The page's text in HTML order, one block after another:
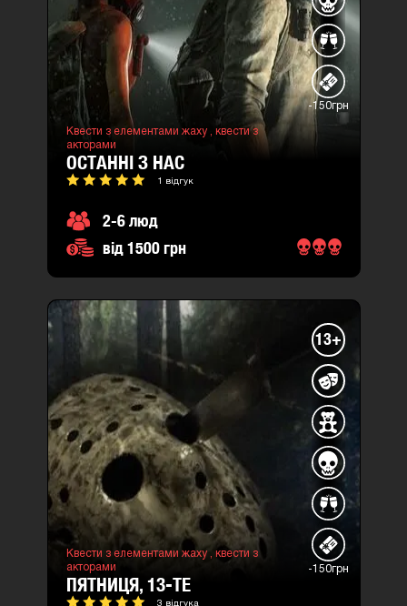
-150грн
Квести з елементами жаху , квести з
акторами
ОСТАННІ З НАС
1 відгук
2-6 люд
від 1500 грн
13+
-150грн
Квести з елементами жаху , квести з
акторами
ПЯТНИЦЯ, 13-ТЕ
3 відгука